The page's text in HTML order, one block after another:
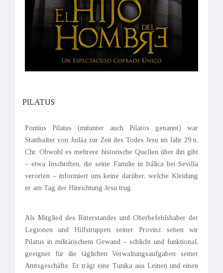
PILATUS
Pontius Pilatus (mitunter auch Pilatos genannt) war
Statthalter von Judäa zur Zeit des Todes Jesu im Jahr 29 n.
Chr. Obwohl es mehrere historische Quellen über ihn gibt
– etwa Inschriften, die seine Familie in Itálica bei Sevilla
verorten – informiert uns keine darüber, welche Kleidung
er am Tag der Hinrichtung Jesu trug.
Als Mitglied des Ritterstandes und Oberbefehlshaber der
Legionen und Hilfstruppen seiner Provinz sehen wir
Pilatus in militärischem Gewand – schlicht und funktional,
geeignet für die täglichen Verwaltungsaufgaben seiner
Amtsgeschäfte. Er trägt eine Tunika aus Leinen und einen